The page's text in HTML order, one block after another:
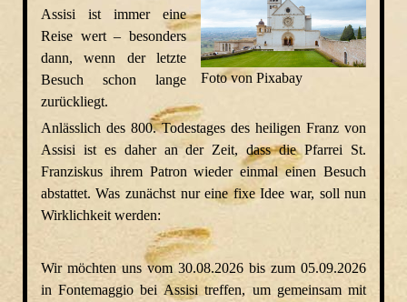
Foto von Pixabay
Assisi ist immer eine
Reise wert – besonders
dann, wenn der letzte
Besuch schon lange
zurückliegt.
Anlässlich des 800. Todestages des heiligen Franz von
Assisi ist es daher an der Zeit, dass die Pfarrei St.
Franziskus ihrem Patron wieder einmal einen Besuch
abstattet. Was zunächst nur eine fixe Idee war, soll nun
Wirklichkeit werden:
Wir möchten uns vom 30.08.2026 bis zum 05.09.2026
in Fontemaggio bei Assisi treffen, um gemeinsam mit